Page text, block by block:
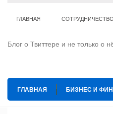
ГЛАВНАЯ
Блог о Твиттере и не только о
ГЛАВНАЯ БИЗНЕС И